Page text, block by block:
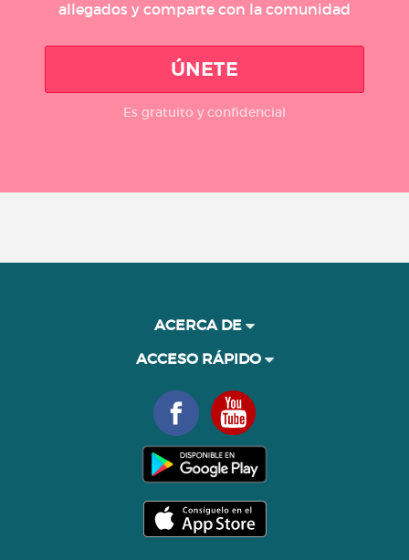
allegados y comparte con la comunidad
ÚNETE
Es gratuito y confidencial
ACERCA DE
ACCESO RÁPIDO